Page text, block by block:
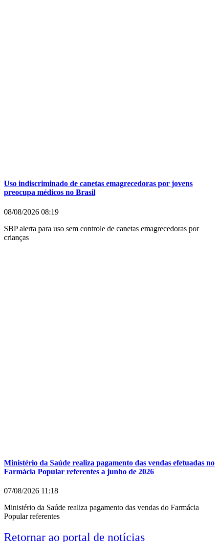
Uso indiscriminado de canetas emagrecedoras por jovens
preocupa médicos no Brasil
08/08/2026 08:19
SBP alerta para uso sem controle de canetas emagrecedoras por
crianças
Ministério da Saúde realiza pagamento das vendas efetuadas no
Farmácia Popular referentes a junho de 2026
07/08/2026 11:18
Ministério da Saúde realiza pagamento das vendas do Farmácia
Popular referentes
Retornar ao portal de notícias